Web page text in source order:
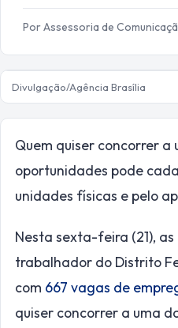
Por Assessoria de
Divulgação/Agência Brasília
Quem quiser concorrer a
oportunidades pode
unidades físicas e pelo
Nesta sexta-feira (21),
trabalhador do Distrito
com 667 vagas de
quiser concorrer a uma